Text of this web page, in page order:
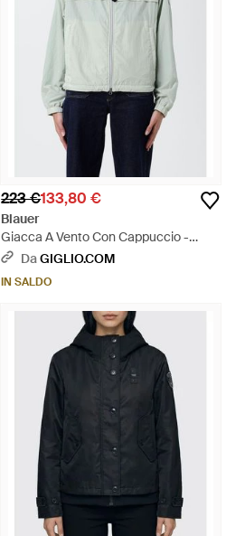
223 €133,80 €
Blauer
Giacca A Vento Con Cappuccio -
Grigio
DaGIGLIO.COM
IN SALDO